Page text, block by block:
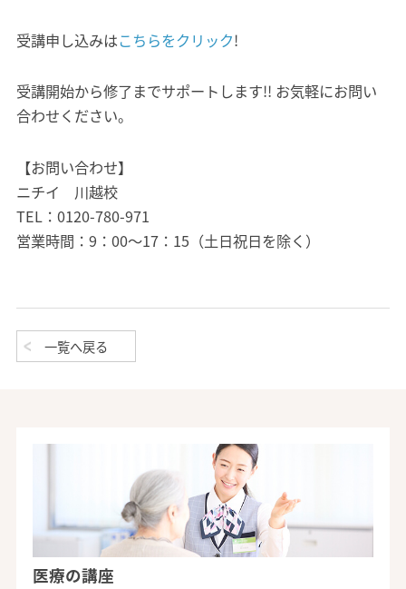
受講申し込みはこちらをクリック!
受講開始から修了までサポートします!! お気軽にお問い
合わせください。
【お問い合わせ】
ニチイ 川越校
TEL：0120-780-971
営業時間：9：00～17：15（土日祝日を除く）
一覧へ戻る
医療の講座